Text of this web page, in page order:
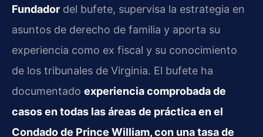
Fundador del bufete, supervisa la estrategia en
asuntos de derecho de familia y aporta su
experiencia como ex fiscal y su conocimiento
de los tribunales de Virginia. El bufete ha
documentado experiencia comprobada de
casos en todas las áreas de práctica en el
Condado de Prince William, con una tasa de